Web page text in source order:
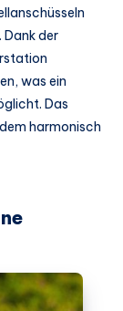
Dank der
was ein
Das
harmonisch